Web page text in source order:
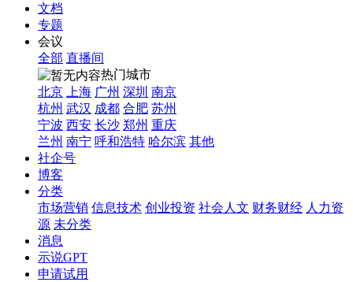
文档
专题
会议
全部 直播间
热门城市
北京
上海 广州 深圳 南京
杭州 武汉 成都 合肥 苏州
宁波 西安 长沙 郑州 重庆
兰州 南宁 呼和浩特 哈尔滨 其他
社企号
博客
分类
市场营销 信息技术 创业投资 社会人文 财务财经 人力资
源 未分类
消息
示说GPT
申请试用